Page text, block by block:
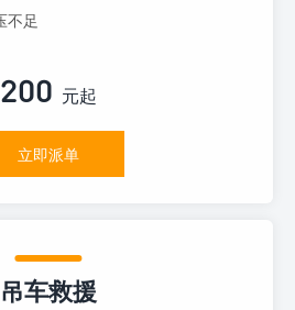
不足
200 元起
立即派单
吊车救援